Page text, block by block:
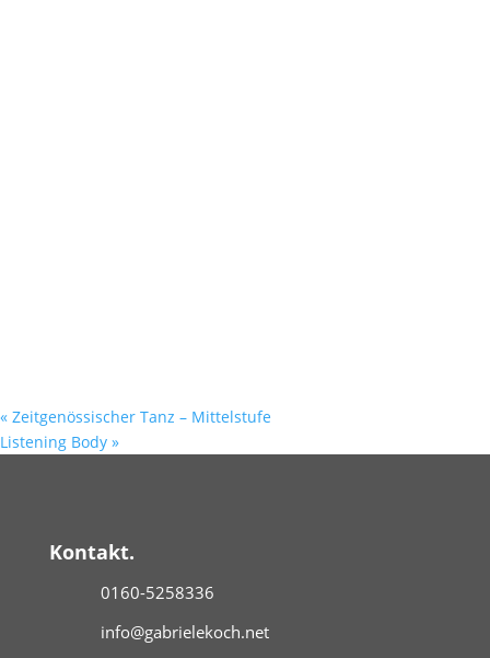
« Zeitgenössischer Tanz – Mittelstufe
Listening Body »
Kontakt.
0160-5258336
info@gabrielekoch.net